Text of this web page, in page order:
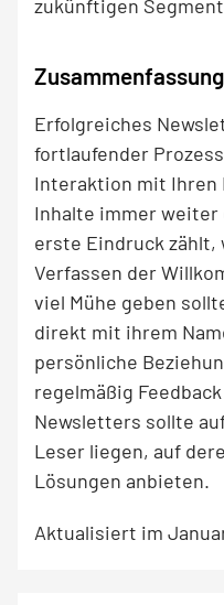
zukünftigen
Zusammenfassung
Erfolgreiches
fortlaufender
Interaktion mit Ihren
Inhalte immer
erste Eindruck zählt,
Verfassen der
viel Mühe geben
direkt mit ihrem
persönliche
regelmäßig
Newsletters sollte
Leser liegen, auf
Lösungen anbieten.
Aktualisiert im